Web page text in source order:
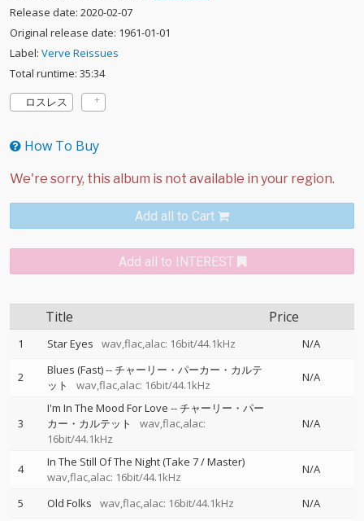
Release date: 2020-02-07
Original release date: 1961-01-01
Label: Verve Reissues
Total runtime: 35:34
ロスレス
How To Buy
Add all to Cart
Add all to INTEREST
Title Price
1 Star Eyes wav,flac,alac: 16bit/44.1kHz N/A
2 Blues (Fast)--チャーリー・パーカー・カルテ
ット
wav,flac,alac: 16bit/44.1kHz
N/A
3
I'm In The Mood For Love --チャーリー・パー
カー・カルテット
wav,flac,alac:
16bit/44.1kHz
N/A
4
In The Still Of The Night (Take 7 / Master)
wav,flac,alac: 16bit/44.1kHz
N/A
5 Old Folks wav,flac,alac: 16bit/44.1kHz N/A